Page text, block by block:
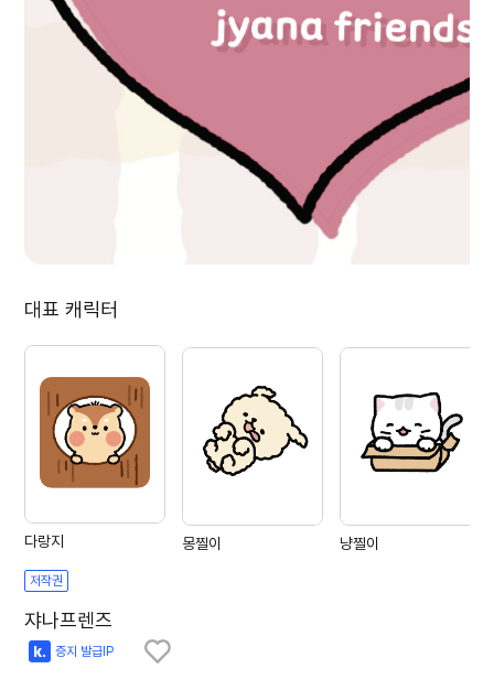
대표 캐릭터
다랑지
저작권
몽찔이 냥찔이
쟈나프렌즈
증지 발급IP